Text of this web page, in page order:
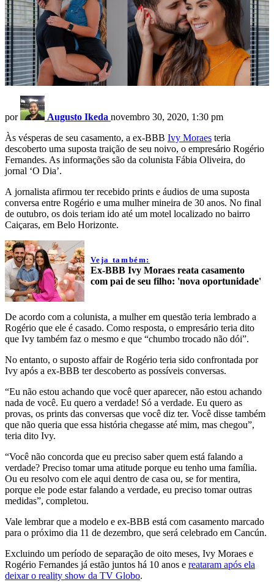
por Augusto Ikeda novembro 30, 2020, 1:30 pm
Às vésperas de seu casamento, a ex-BBB Ivy Moraes teria
descoberto uma suposta traição de seu noivo, o empresário Rogério
Fernandes. As informações são da colunista Fábia Oliveira, do
jornal ‘O Dia’.
A jornalista afirmou ter recebido prints e áudios de uma suposta
conversa entre Rogério e uma mulher mineira de 30 anos. No final
de outubro, os dois teriam ido até um motel localizado no bairro
Caiçaras, em Belo Horizonte.
Veja também:
Ex-BBB Ivy Moraes reata casamento
com pai de seu filho: 'nova oportunidade'
De acordo com a colunista, a mulher em questão teria lembrado a
Rogério que ele é casado. Como resposta, o empresário teria dito
que Ivy também faz o mesmo e que “chumbo trocado não dói”.
No entanto, o suposto affair de Rogério teria sido confrontada por
Ivy após a ex-BBB ter descoberto as possíveis conversas.
“Eu não estou achando que você quer aparecer, não estou achando
nada de você. Eu quero a verdade! Só a verdade. Eu quero as
provas, os prints das conversas que você diz ter. Você disse também
que não queria que essa história chegasse até mim, mas chegou”,
teria dito Ivy.
“Você não concorda que eu preciso saber quem está falando a
verdade? Preciso tomar uma atitude porque eu tenho uma família.
Ou eu resolvo com ele aqui dentro de casa ou, se for mentira,
porque ele pode estar falando a verdade, eu preciso tomar outras
medidas”, completou.
Vale lembrar que a modelo e ex-BBB está com casamento marcado
para o próximo dia 11 de dezembro, que será celebrado em Cancún.
Excluindo um período de separação de oito meses, Ivy Moraes e
Rogério Fernandes já estão juntos há 10 anos e reataram após ela
deixar o reality show da TV Globo.